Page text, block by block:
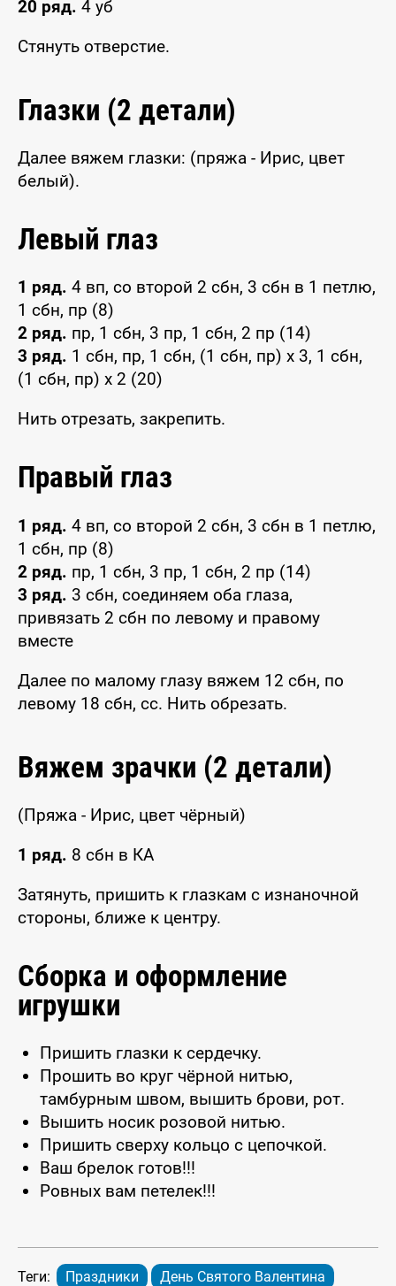
20 ряд. 4 уб
Стянуть отверстие.
Глазки (2 детали)
Далее вяжем глазки: (пряжа - Ирис, цвет
белый).
Левый глаз
1 ряд. 4 вп, со второй 2 сбн, 3 сбн в 1 петлю,
1 сбн, пр (8)
2 ряд. пр, 1 сбн, 3 пр, 1 сбн, 2 пр (14)
3 ряд. 1 сбн, пр, 1 сбн, (1 сбн, пр) x 3, 1 сбн,
(1 сбн, пр) x 2 (20)
Нить отрезать, закрепить.
Правый глаз
1 ряд. 4 вп, со второй 2 сбн, 3 сбн в 1 петлю,
1 сбн, пр (8)
2 ряд. пр, 1 сбн, 3 пр, 1 сбн, 2 пр (14)
3 ряд. 3 сбн, соединяем оба глаза,
привязать 2 сбн по левому и правому
вместе
Далее по малому глазу вяжем 12 сбн, по
левому 18 сбн, сс. Нить обрезать.
Вяжем зрачки (2 детали)
(Пряжа - Ирис, цвет чёрный)
1 ряд. 8 сбн в КА
Затянуть, пришить к глазкам с изнаночной
стороны, ближе к центру.
Сборка и оформление
игрушки
Пришить глазки к сердечку.
Прошить во круг чёрной нитью,
тамбурным швом, вышить брови, рот.
Вышить носик розовой нитью.
Пришить сверху кольцо с цепочкой.
Ваш брелок готов!!!
Ровных вам петелек!!!
Теги: Праздники День Святого Валентина